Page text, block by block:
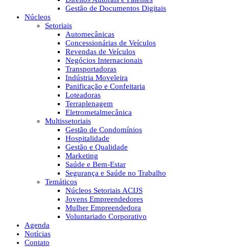
Gestão de Documentos Digitais
Núcleos
Setoriais
Automecânicas
Concessionárias de Veículos
Revendas de Veículos
Negócios Internacionais
Transportadoras
Indústria Moveleira
Panificação e Confeitaria
Loteadoras
Terraplenagem
Eletrometalmecânica
Multissetoriais
Gestão de Condomínios
Hospitalidade
Gestão e Qualidade
Marketing
Saúde e Bem-Estar
Segurança e Saúde no Trabalho
Temáticos
Núcleos Setoriais ACIJS
Jovens Empreendedores
Mulher Empreendedora
Voluntariado Corporativo
Agenda
Notícias
Contato